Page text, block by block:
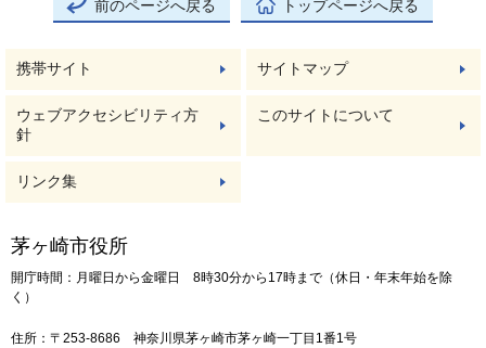
前のページへ戻る トップページへ戻る
携帯サイト サイトマップ
ウェブアクセシビリティ方
針
このサイトについて
リンク集
茅ヶ崎市役所
開庁時間：月曜日から金曜日 8時30分から17時まで（休日・年末年始を除
く）
住所：〒253-8686 神奈川県茅ヶ崎市茅ヶ崎一丁目1番1号